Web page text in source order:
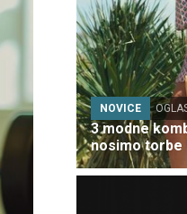
NOVICE
3 modne
nosimo torbe